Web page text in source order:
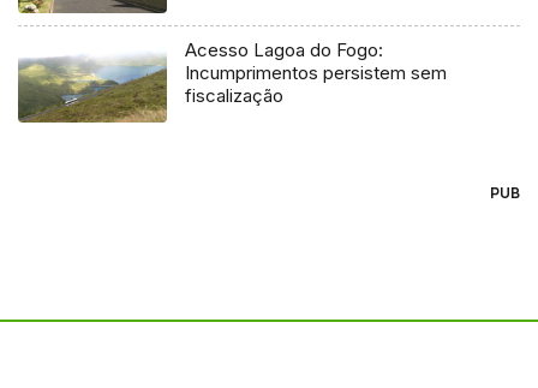
Acesso Lagoa do Fogo:
Incumprimentos persistem sem
fiscalização
PUB